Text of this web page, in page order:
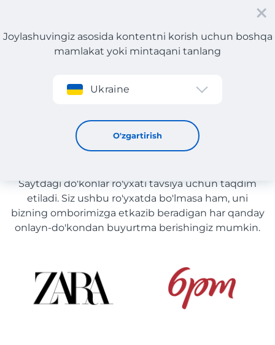
Roʻyxatdan oʻtish
Joylashuvingiz asosida kontentni korish uchun boshqa
mamlakat yoki mintaqani tanlang
Ukraine
O'zgartirish
Kosmetika yetkazib berish bilan O'zbekiston
Kosmetika yetkazib berish
bilan O'zbekiston
Saytdagi do'konlar ro'yxati tavsiya uchun taqdim
etiladi. Siz ushbu ro'yxatda bo'lmasa ham, uni
bizning omborimizga etkazib beradigan har qanday
onlayn-do'kondan buyurtma berishingiz mumkin.